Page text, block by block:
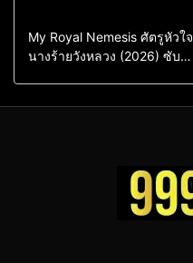
ซีรี่ย์เกาหลีพากย์ไทย
Comedy
Drama
Sci-Fi & Fantasy
My Royal Nemesis ศัตรูหัวใจ
นางร้ายวังหลวง (2026) ซับ